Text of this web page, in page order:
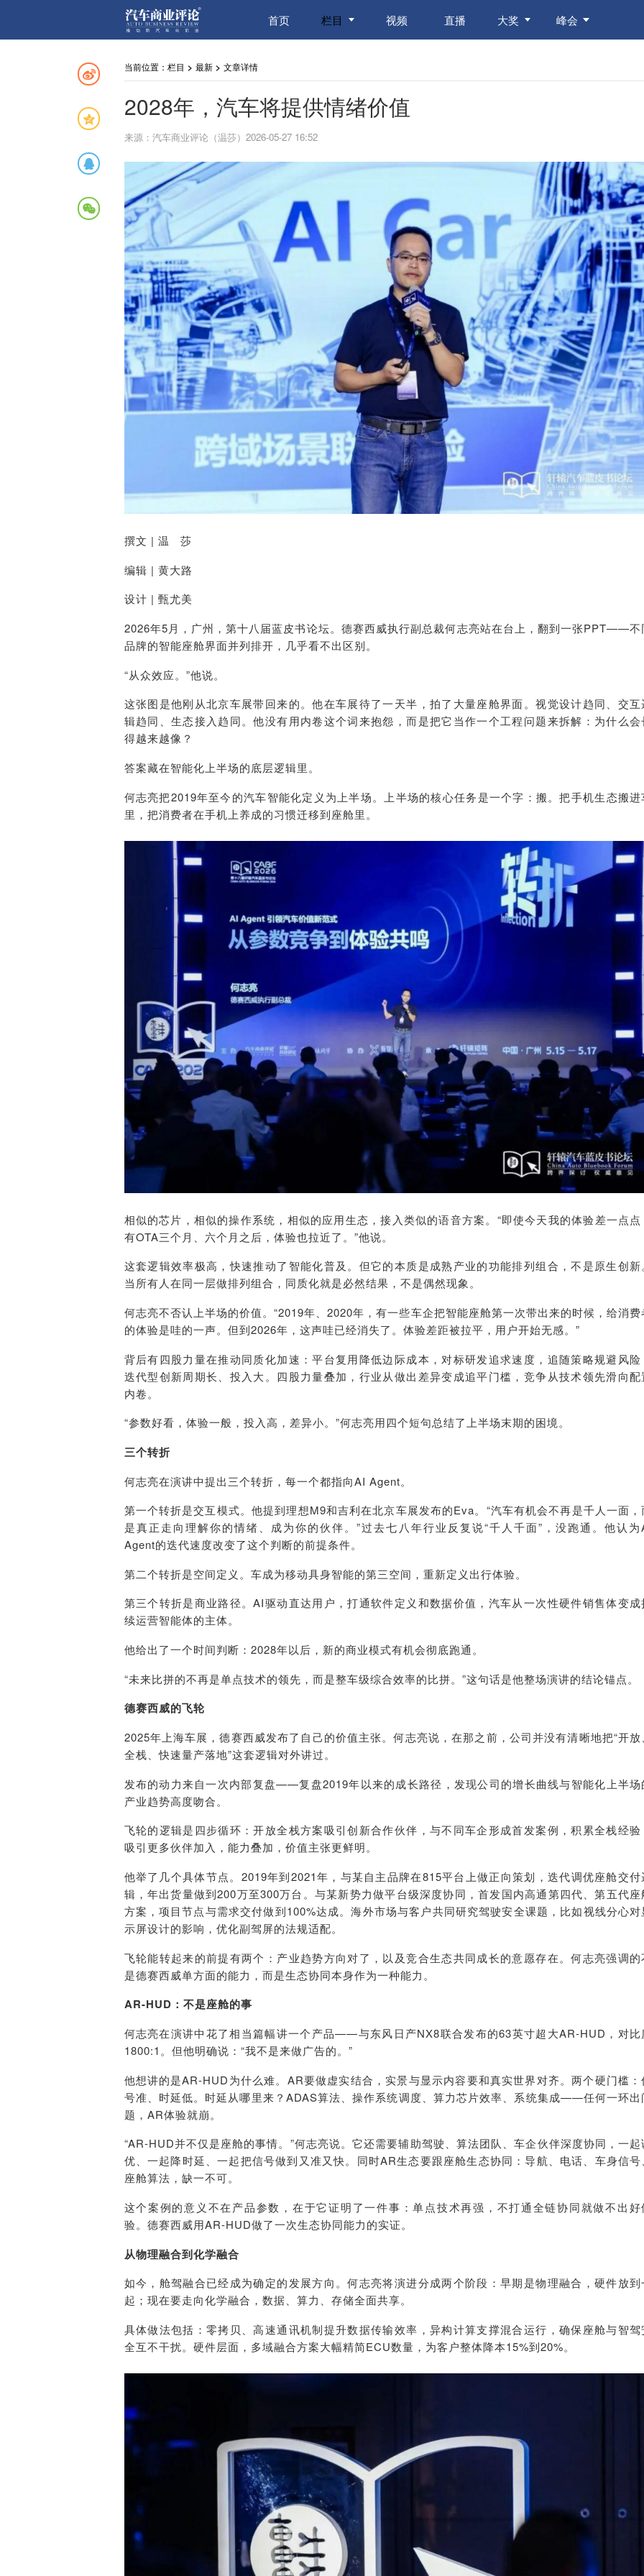
首页 栏目 视频 直播 大奖 峰会
当前位置： 栏目 > 最新 > 文章详情
2028年，汽车将提供情绪价值
来源：汽车商业评论（温莎）2026-05-27 16:52
撰文 | 温 莎
编辑 | 黄大路
设计 | 甄尤美
2026年5月，广州，第十八届蓝皮书论坛。 德赛西威执行副总裁何志亮站在台上，翻到一张PPT——不
品牌的智能座舱界面并列排开，几乎看不出区别。
“从众效应。”他说。
这张图是他刚从北京车展带回来的。他在车展待了一天半，拍了大量座舱界面。视觉设计趋同、交互
辑趋同、生态接入趋同。他没有用内卷这个词来抱怨，而是把它当作一个工程问题来拆解：为什么会
得越来越像？
答案藏在智能化上半场的底层逻辑里。
何志亮把2019年至今的汽车智能化定义为上半场。上半场的核心任务是一个字：搬。把手机生态搬进
里，把消费者在手机上养成的习惯迁移到座舱里。
相似的芯片，相似的操作系统，相似的应用生态，接入类似的语音方案。“即使今天我的体验差一点点
有OTA三个月、六个月之后，体验也拉近了。”他说。
这套逻辑效率极高，快速推动了智能化普及。但它的本质是成熟产业的功能排列组合，不是原生创新
当所有人在同一层做排列组合，同质化就是必然结果，不是偶然现象。
何志亮不否认上半场的价值。“2019年、2020年，有一些车企把智能座舱第一次带出来的时候，给消
的体验是哇的一声。但到2026年，这声哇已经消失了。体验差距被拉平，用户开始无感。”
背后有四股力量在推动同质化加速：平台复用降低边际成本，对标研发追求速度，追随策略规避风险
迭代型创新周期长、投入大。四股力量叠加，行业从做出差异变成追平门槛，竞争从技术领先滑向配
内卷。
“参数好看，体验一般，投入高，差异小。”何志亮用四个短句总结了上半场末期的困境。
三个转折
何志亮在演讲中提出三个转折，每一个都指向AI Agent。
第一个转折是交互模式。他提到理想M9和吉利在北京车展发布的Eva。“汽车有机会不再是千人一面，
是真正走向理解你的情绪、成为你的伙伴。”过去七八年行业反复说“千人千面”，没跑通。他认
Agent的迭代速度改变了这个判断的前提条件。
第二个转折是空间定义。车成为移动具身智能的第三空间，重新定义出行体验。
第三个转折是商业路径。AI驱动直达用户，打通软件定义和数据价值，汽车从一次性硬件销售体变成
续运营智能体的主体。
他给出了一个时间判断：2028年以后，新的商业模式有机会彻底跑通。
“未来比拼的不再是单点技术的领先，而是整车级综合效率的比拼。”这句话是他整场演讲的结论锚点。
德赛西威的飞轮
2025年上海车展，德赛西威发布了自己的价值主张。何志亮说，在那之前，公司并没有清晰地把“开放
全栈、快速量产落地”这套逻辑对外讲过。
发布的动力来自一次内部复盘——复盘2019年以来的成长路径，发现公司的增长曲线与智能化上半场
产业趋势高度吻合。
飞轮的逻辑是四步循环：开放全栈方案吸引创新合作伙伴，与不同车企形成首发案例，积累全栈经验
吸引更多伙伴加入，能力叠加，价值主张更鲜明。
他举了几个具体节点。2019年到2021年，与某自主品牌在815平台上做正向策划，迭代调优座舱交付
辑，年出货量做到200万至300万台。与某新势力做平台级深度协同，首发国内高通第四代、第五代座
方案，项目节点与需求交付做到100%达成。海外市场与客户共同研究驾驶安全课题，比如视线分心对
示屏设计的影响，优化副驾屏的法规适配。
飞轮能转起来的前提有两个：产业趋势方向对了，以及竞合生态共同成长的意愿存在。何志亮强调的
是德赛西威单方面的能力，而是生态协同本身作为一种能力。
AR-HUD：不是座舱的事
何志亮在演讲中花了相当篇幅讲一个产品——与东风日产NX8联合发布的63英寸超大AR-HUD，对比
1800:1。但他明确说：“我不是来做广告的。”
他想讲的是AR-HUD为什么难。AR要做虚实结合，实景与显示内容要和真实世界对齐。两个硬门槛：
号准、时延低。时延从哪里来？ADAS算法、操作系统调度、算力芯片效率、系统集成——任何一环出
题，AR体验就崩。
“AR-HUD并不仅是座舱的事情。”何志亮说。它还需要辅助驾驶、算法团队、车企伙伴深度协同，一
优、一起降时延、一起把信号做到又准又快。同时AR生态要跟座舱生态协同：导航、电话、车身信号
座舱算法，缺一不可。
这个案例的意义不在产品参数，在于它证明了一件事：单点技术再强，不打通全链协同就做不出好
验。德赛西威用AR-HUD做了一次生态协同能力的实证。
从物理融合到化学融合
如今，舱驾融合已经成为确定的发展方向。何志亮将演进分成两个阶段：早期是物理融合，硬件放到
起；现在要走向化学融合，数据、算力、存储全面共享。
具体做法包括：零拷贝、高速通讯机制提升数据传输效率，异构计算支撑混合运行，确保座舱与智驾
全互不干扰。硬件层面，多域融合方案大幅精简ECU数量，为客户整体降本15%到20%。